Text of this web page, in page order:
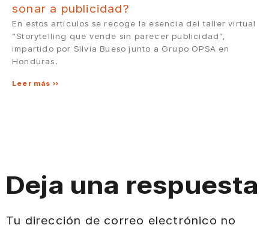
sonar a publicidad?
En estos artículos se recoge la esencia del taller virtual
“Storytelling que vende sin parecer publicidad”,
impartido por Silvia Bueso junto a Grupo OPSA en
Honduras.
Leer más »
Deja una respuesta
Tu dirección de correo electrónico no